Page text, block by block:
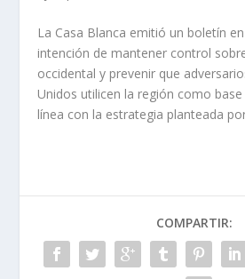
La Casa Blanca emitió un boletín
intención de mantener control
occidental y prevenir que
Unidos utilicen la región como
línea con la estrategia planteada
COMPARTIR: